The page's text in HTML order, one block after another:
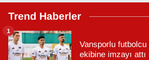
Trend Haberler
Vansporlu futbolcu
ekibine imzayı attı
1